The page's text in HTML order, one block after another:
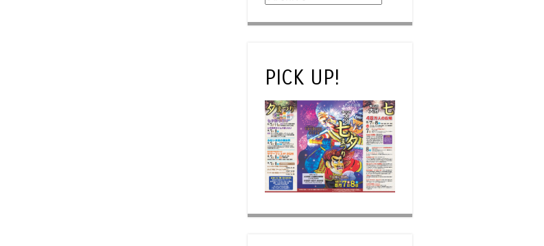
PICK UP!